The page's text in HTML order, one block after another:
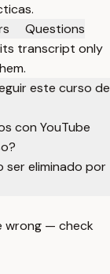
Questions
transcript only
este curso de
con YouTube
ser eliminado por
wrong — check